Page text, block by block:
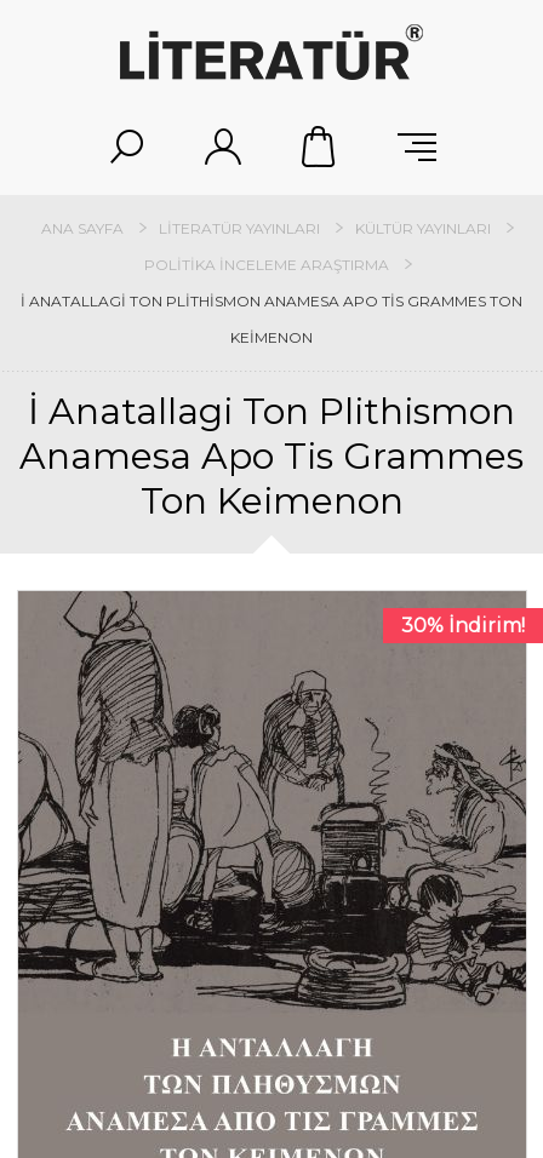
ANA SAYFA LITERATÜR YAYINLARI
KÜLTÜR YAYINLARI
POLITIKA İNCELEME ARAŞTIRMA
İ ANATALLAGI TON PLITHISMON ANAMESA APO TIS GRAMMES TON
KEIMENON
İ Anatallagi Ton Plithismon
Anamesa Apo Tis Grammes
Ton Keimenon
30% İndirim!